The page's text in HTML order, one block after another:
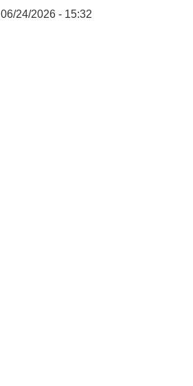
24/2026 - 15:32